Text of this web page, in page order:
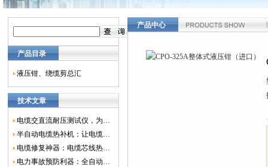
产品目录
液压钳、绕缆剪总汇
技术文章
电缆交直流耐压测试仪，为电网安全保驾护航
半自动电缆热补机：让电缆修复更简单、更高效！
电缆修复神器：电缆芯线热补机如何保障电网安全？
电力事故预防利器：全自动控温电缆热补机
产品中心